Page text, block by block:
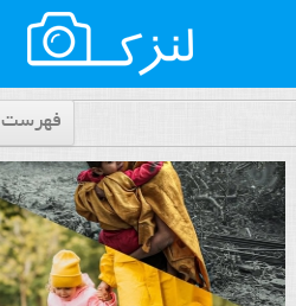
فهرست